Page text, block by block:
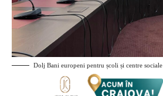
Dolj Bani europeni pentru școli și centre sociale